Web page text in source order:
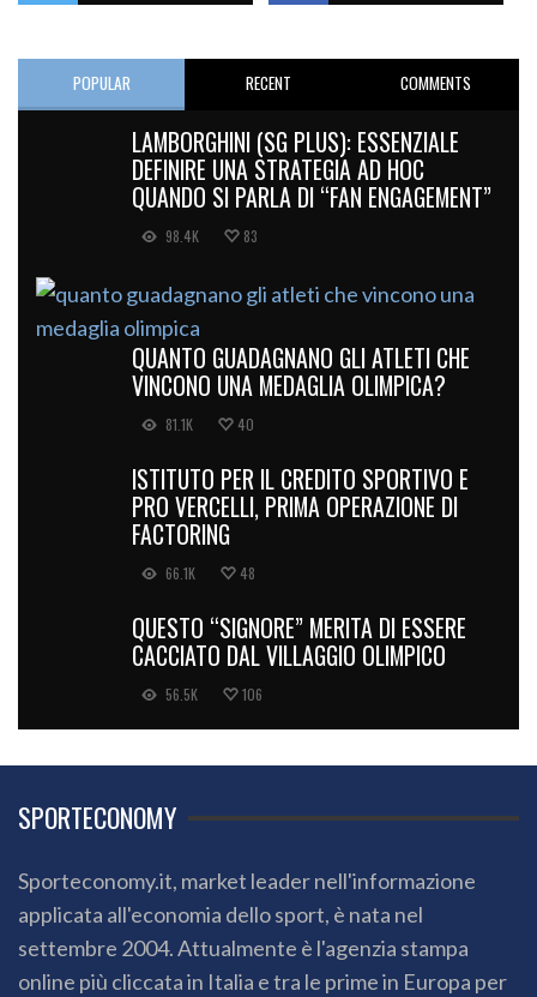
POPULAR RECENT COMMENTS
LAMBORGHINI (SG PLUS): ESSENZIALE
DEFINIRE UNA STRATEGIA AD HOC
QUANDO SI PARLA DI “FAN ENGAGEMENT”
98.4K 83
QUANTO GUADAGNANO GLI ATLETI CHE
VINCONO UNA MEDAGLIA OLIMPICA?
81.1K 40
ISTITUTO PER IL CREDITO SPORTIVO E
PRO VERCELLI, PRIMA OPERAZIONE DI
FACTORING
66.1K 48
QUESTO “SIGNORE” MERITA DI ESSERE
CACCIATO DAL VILLAGGIO OLIMPICO
56.5K 106
SPORTECONOMY
Sporteconomy.it, market leader nell'informazione
applicata all'economia dello sport, è nata nel
settembre 2004. Attualmente è l'agenzia stampa
online più cliccata in Italia e tra le prime in Europa per